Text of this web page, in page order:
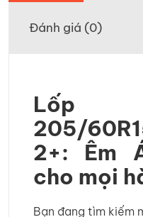
Đánh giá (0)
Lốp
205/
2+: Êm
cho mọi
Bạn đang tìm kiếm